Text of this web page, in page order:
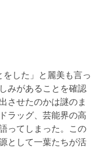
した」と麗美も言っ
みがあることを確認
させたのかは謎のま
ラッグ、芸能界の高
ってしまった。この
として一葉たちが活